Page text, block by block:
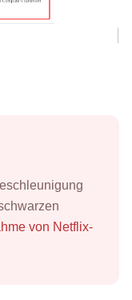
von Netflix-